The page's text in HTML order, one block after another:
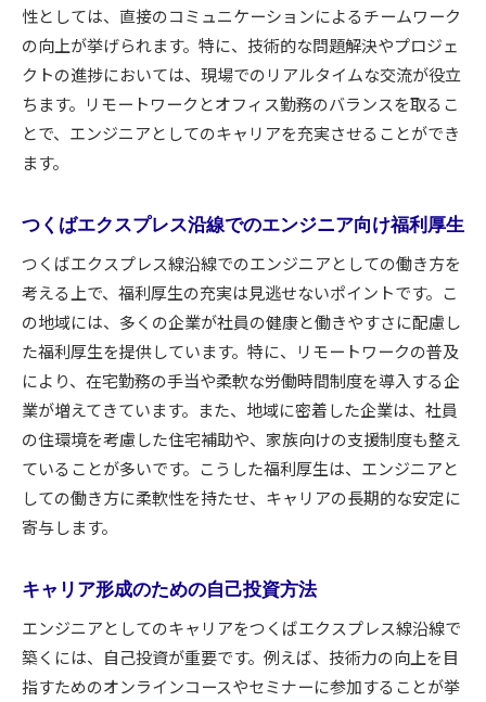
性としては、直接のコミュニケーションによるチームワーク
の向上が挙げられます。特に、技術的な問題解決やプロジェ
クトの進捗においては、現場でのリアルタイムな交流が役立
ちます。リモートワークとオフィス勤務のバランスを取るこ
とで、エンジニアとしてのキャリアを充実させることができ
ます。
つくばエクスプレス沿線でのエンジニア向け福利厚生
つくばエクスプレス線沿線でのエンジニアとしての働き方を
考える上で、福利厚生の充実は見逃せないポイントです。こ
の地域には、多くの企業が社員の健康と働きやすさに配慮し
た福利厚生を提供しています。特に、リモートワークの普及
により、在宅勤務の手当や柔軟な労働時間制度を導入する企
業が増えてきています。また、地域に密着した企業は、社員
の住環境を考慮した住宅補助や、家族向けの支援制度も整え
ていることが多いです。こうした福利厚生は、エンジニアと
しての働き方に柔軟性を持たせ、キャリアの長期的な安定に
寄与します。
キャリア形成のための自己投資方法
エンジニアとしてのキャリアをつくばエクスプレス線沿線で
築くには、自己投資が重要です。例えば、技術力の向上を目
指すためのオンラインコースやセミナーに参加することが挙